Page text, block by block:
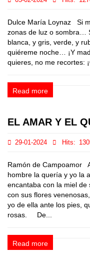
Dulce María Loynaz Si
zonas de luz o sombra…
blanca, y gris, verde, y
quiéreme noche… ¡Y
quieres, no me recortes:
Read more
EL AMAR Y EL
29-01-2024 Hits:
Ramón de Campoamor
hombre la quería y yo la
encantaba con la miel
con sus flores
yo de ella ante los pies,
rosas. De...
Read more